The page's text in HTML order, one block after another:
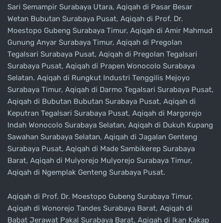
Sari Semampir Surabaya Utara, Aqiqah di Pasar Besar
Wetan Bubutan Surabaya Pusat, Aqiqah di Prof. Dr.
Moestopo Gubeng Surabaya Timur, Aqiqah di Amir Mahmud
Gunung Anyar Surabaya Timur, Aqiqah di Pregolan
Tegalsari Surabaya Pusat, Aqiqah di Pregolan Tegalsari
Surabaya Pusat, Aqiqah di Prapen Wonocolo Surabaya
Selatan. Aqiqah di Rungkut Industri Tenggilis Mejoyo
Surabaya Timur, Aqiqah di Darmo Tegalsari Surabaya Pusat,
Aqiqah di Bubutan Bubutan Surabaya Pusat, Aqiqah di
Keputran Tegalsari Surabaya Pusat, Aqiqah di Margorejo
Indah Wonocolo Surabaya Selatan, Aqiqah di Dukuh Kupang
Sawahan Surabaya Selatan, Aqiqah di Jagalan Genteng
Surabaya Pusat, Aqiqah di Made Sambikerep Surabaya
Barat, Aqiqah di Mulyorejo Mulyorejo Surabaya Timur,
Aqiqah di Ngemplak Genteng Surabaya Pusat.
Aqiqah di Prof. Dr. Moestopo Gubeng Surabaya Timur,
Aqiqah di Wonorejo Tandes Surabaya Barat, Aqiqah di
Babat Jerawat Pakal Surabaya Barat, Aqiqah di Ikan Kakap